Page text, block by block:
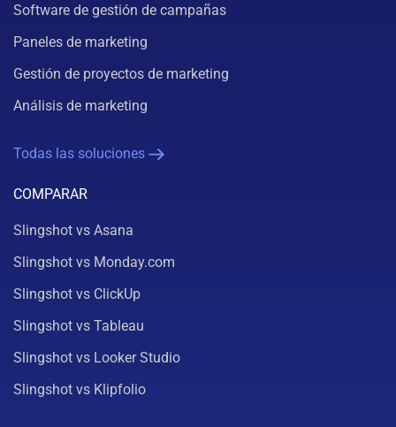
Software de gestión de campañas
Paneles de marketing
Gestión de proyectos de marketing
Análisis de marketing
Todas las soluciones
COMPARAR
Slingshot vs Asana
Slingshot vs Monday.com
Slingshot vs ClickUp
Slingshot vs Tableau
Slingshot vs Looker Studio
Slingshot vs Klipfolio